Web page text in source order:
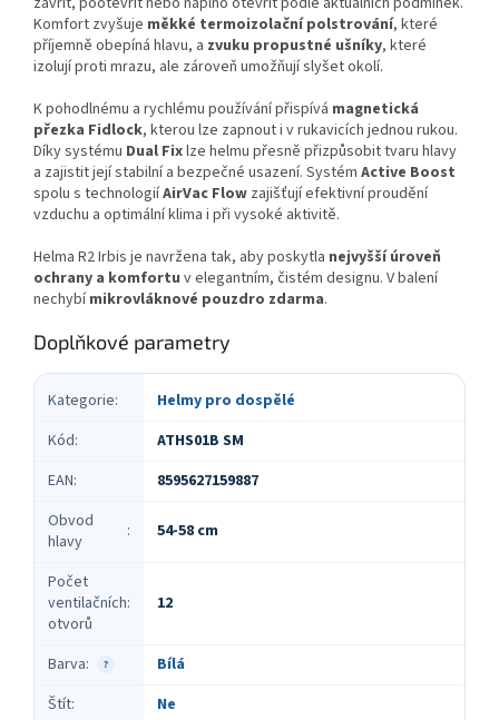
Komfort zvyšuje měkké termoizolační polstrování, které
příjemně obepíná hlavu, a zvuku propustné ušníky, které
izolují proti mrazu, ale zároveň umožňují slyšet okolí.
K pohodlnému a rychlému používání přispívá magnetická
přezka Fidlock, kterou lze zapnout i v rukavicích jednou rukou.
Díky systému Dual Fixlze helmu přesně přizpůsobit tvaru hlavy
a zajistit její stabilní a bezpečné usazení. Systém Active Boost
spolu s technologiíAirVac Flow zajišťují efektivní proudění
vzduchu a optimální klima i při vysoké aktivitě.
Helma R2 Irbis je navržena tak, aby poskytla nejvyšší úroveň
ochrany a komfortu v elegantním, čistém designu. V balení
nechybímikrovláknové pouzdro zdarma.
Doplňkové parametry
Kategorie:
Helmy pro dospělé
Kód:
ATHS01B SM
EAN:
8595627159887
Obvod
hlavy
: 54-58 cm
Počet
ventilačních
otvorů
: 12
?
Barva:
Bílá
Štít: Ne